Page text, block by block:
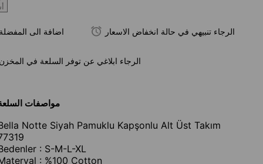
اضافة الى الرجاء تنبيهي في حالة انخفاض الاسعار
الرجاء ابلاغي عن توفر السلعة في
مواصفات
Notte Siyah Pamuklu Kapşonlu Alt Üst Takım
: S-M-L-XL
: %100 Cotton